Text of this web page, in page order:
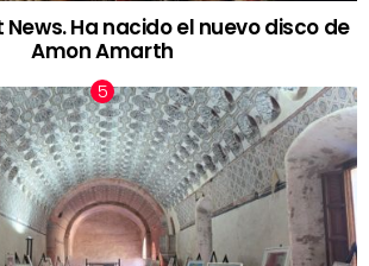
News. Ha nacido el nuevo disco de
Amon Amarth